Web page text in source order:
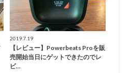
2019.7.19
【レビュー】Powerbeats Proを販
売開始当日にゲットできたのでレ
ビ…